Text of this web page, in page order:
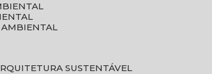
AMBIENTAL
SUSTENTÁVEL